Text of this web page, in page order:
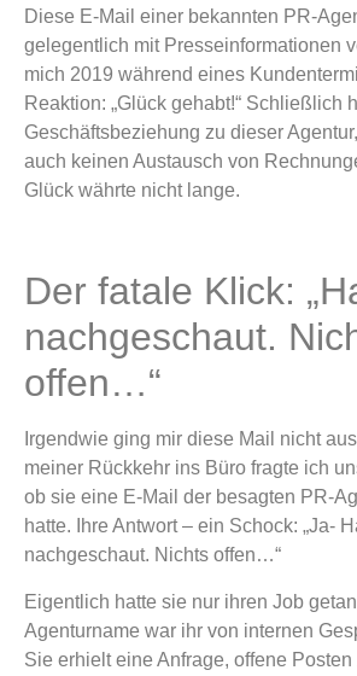
Diese E-Mail einer bekannten PR-
gelegentlich mit Presseinformationen
mich 2019 während eines
Reaktion: „Glück gehabt!“ Schließlich
Geschäftsbeziehung zu dieser
auch keinen Austausch von
Glück währte nicht lange.
Der fatale Klick:
nachgeschaut.
offen…“
Irgendwie ging mir diese Mail nicht
meiner Rückkehr ins Büro fragte ich
ob sie eine E-Mail der besagten PR-
hatte. Ihre Antwort – ein Schock: „Ja-
nachgeschaut. Nichts offen…“
Eigentlich hatte sie nur ihren Job
Agenturname war ihr von internen
Sie erhielt eine Anfrage, offene